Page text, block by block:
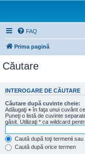
FAQ
Prima pagină
Căutare
INTEROGARE DE CĂUTARE
Căutare după cuvinte cheie:
Adăugaţi + în faţa unui cuvânt
Puneţi o listă de cuvinte
găsit. Utilizaţi * ca wildcard
Caută după toţi termenii
Caută după orice termen